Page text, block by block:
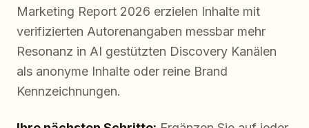
Marketing Report 2026 erzielen Inhalte mit
verifizierten Autorenangaben messbar mehr
Resonanz in AI gestützten Discovery Kanälen
als anonyme Inhalte oder reine Brand
Kennzeichnungen.